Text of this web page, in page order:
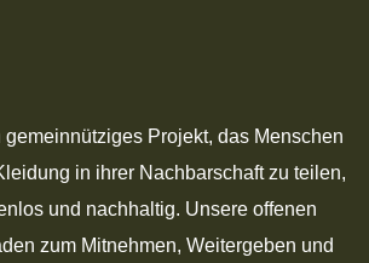
Projekt, das Menschen
in ihrer Nachbarschaft zu teilen,
und nachhaltig. Unsere offenen
zum Mitnehmen, Weitergeben und